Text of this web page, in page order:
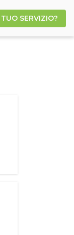
SERVIZIO?